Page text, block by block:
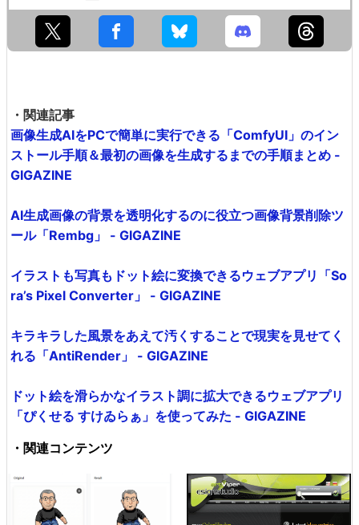
・関連記事
画像生成AIをPCで簡単に実行できる「ComfyUI」のイン
ストール手順＆最初の画像を生成するまでの手順まとめ -
GIGAZINE
AI生成画像の背景を透明化するのに役立つ画像背景削除ツ
ール「Rembg」 - GIGAZINE
イラストも写真もドット絵に変換できるウェブアプリ「So
ra’s Pixel Converter」 - GIGAZINE
キラキラした風景をあえて汚くすることで現実を見せてく
れる「AntiRender」 - GIGAZINE
ドット絵を滑らかなイラスト調に拡大できるウェブアプリ
「ぴくせる すけゐらぁ」を使ってみた - GIGAZINE
・関連コンテンツ